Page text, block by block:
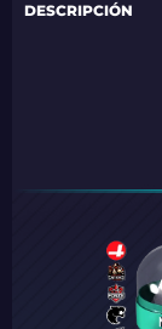
DESCRIPCIÓN